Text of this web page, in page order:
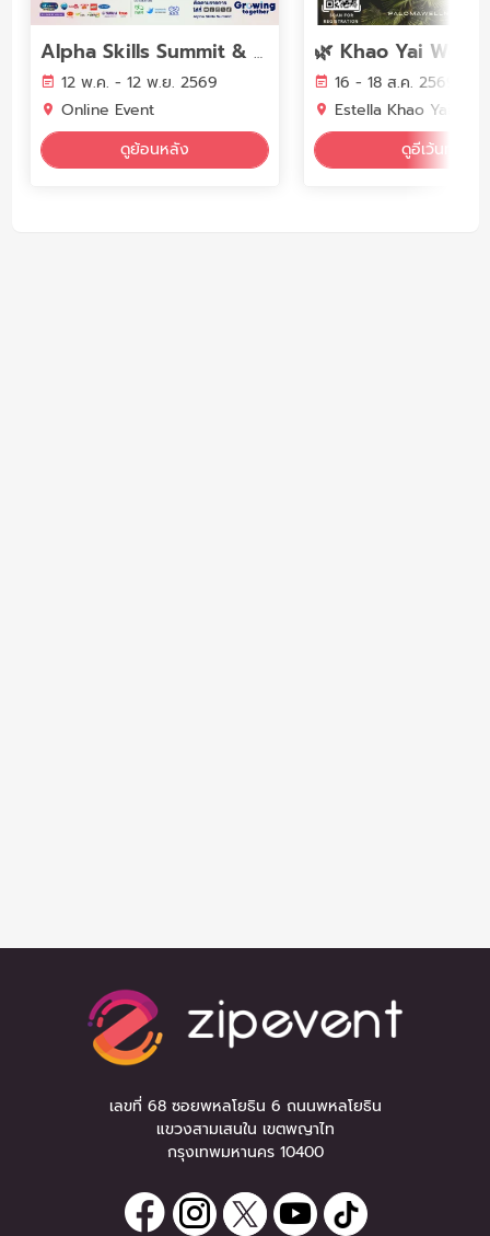
Alpha Skills Summit & Expo 2026
12 พ.ค. - 12 พ.ย. 2569
Online Event
ดูย้อนหลัง
16 - 18 ส.ค. 2569
Estella Khao Yai,
ดูอีเว้นท์
เลขที่ 68 ซอยพหลโยธิน 6 ถนนพหลโยธิน
แขวงสามเสนใน เขตพญาไท
กรุงเทพมหานคร 10400